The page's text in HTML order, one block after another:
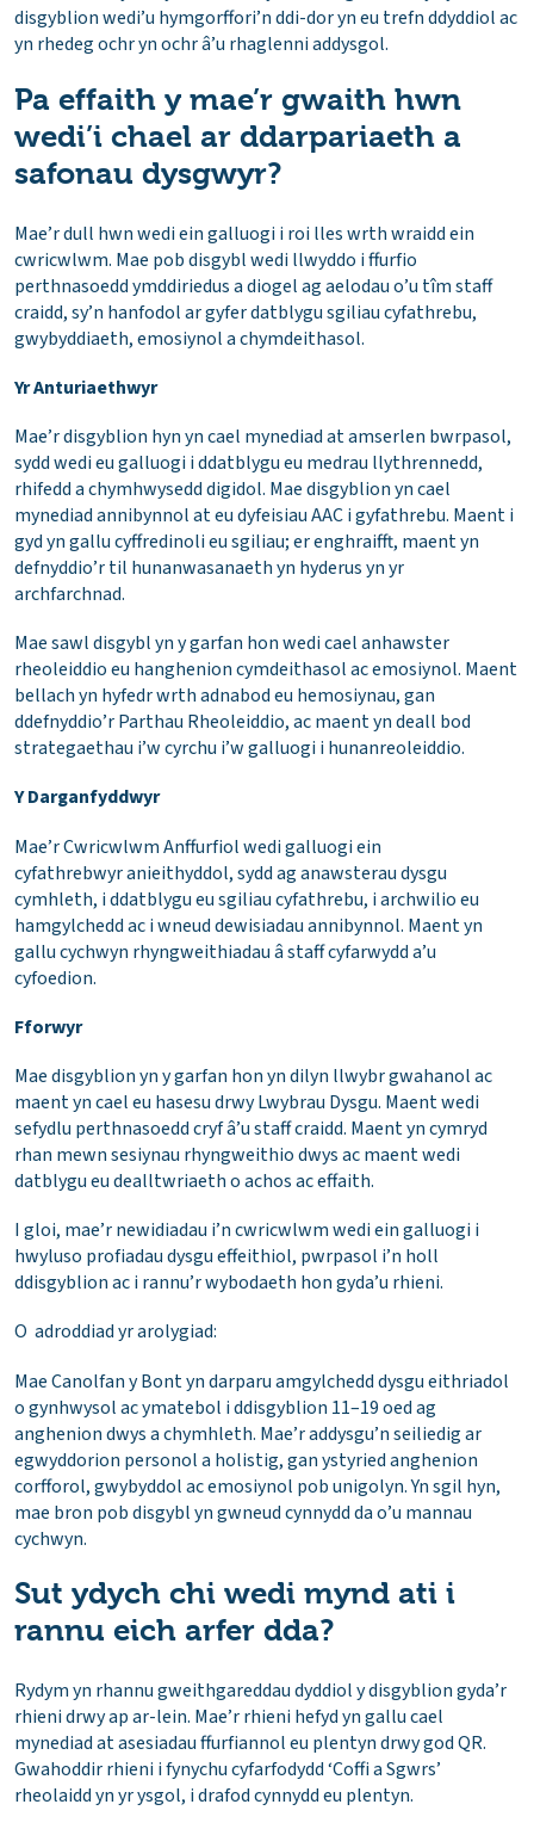
disgyblion wedi’u hymgorffori’n ddi-dor yn eu trefn ddyddiol ac
yn rhedeg ochr yn ochr â’u rhaglenni addysgol.
Pa effaith y mae’r gwaith hwn
wedi’i chael ar ddarpariaeth a
safonau dysgwyr?
Mae’r dull hwn wedi ein galluogi i roi lles wrth wraidd ein
cwricwlwm. Mae pob disgybl wedi llwyddo i ffurfio
perthnasoedd ymddiriedus a diogel ag aelodau o’u tîm staff
craidd, sy’n hanfodol ar gyfer datblygu sgiliau cyfathrebu,
gwybyddiaeth, emosiynol a chymdeithasol.
Yr Anturiaethwyr
Mae’r disgyblion hyn yn cael mynediad at amserlen bwrpasol,
sydd wedi eu galluogi i ddatblygu eu medrau llythrennedd,
rhifedd a chymhwysedd digidol. Mae disgyblion yn cael
mynediad annibynnol at eu dyfeisiau AAC i gyfathrebu. Maent i
gyd yn gallu cyffredinoli eu sgiliau; er enghraifft, maent yn
defnyddio’r til hunanwasanaeth yn hyderus yn yr
archfarchnad.
Mae sawl disgybl yn y garfan hon wedi cael anhawster
rheoleiddio eu hanghenion cymdeithasol ac emosiynol. Maent
bellach yn hyfedr wrth adnabod eu hemosiynau, gan
ddefnyddio’r Parthau Rheoleiddio, ac maent yn deall bod
strategaethau i’w cyrchu i’w galluogi i hunanreoleiddio.
Y Darganfyddwyr
Mae’r Cwricwlwm Anffurfiol wedi galluogi ein
cyfathrebwyr anieithyddol, sydd ag anawsterau dysgu
cymhleth, i ddatblygu eu sgiliau cyfathrebu, i archwilio eu
hamgylchedd ac i wneud dewisiadau annibynnol. Maent yn
gallu cychwyn rhyngweithiadau â staff cyfarwydd a’u
cyfoedion.
Fforwyr
Mae disgyblion yn y garfan hon yn dilyn llwybr gwahanol ac
maent yn cael eu hasesu drwy Lwybrau Dysgu. Maent wedi
sefydlu perthnasoedd cryf â’u staff craidd. Maent yn cymryd
rhan mewn sesiynau rhyngweithio dwys ac maent wedi
datblygu eu dealltwriaeth o achos ac effaith.
I gloi, mae’r newidiadau i’n cwricwlwm wedi ein galluogi i
hwyluso profiadau dysgu effeithiol, pwrpasol i’n holl
ddisgyblion ac i rannu’r wybodaeth hon gyda’u rhieni.
O adroddiad yr arolygiad:
Mae Canolfan y Bont yn darparu amgylchedd dysgu eithriadol
o gynhwysol ac ymatebol i ddisgyblion 11–19 oed ag
anghenion dwys a chymhleth. Mae’r addysgu’n seiliedig ar
egwyddorion personol a holistig, gan ystyried anghenion
corfforol, gwybyddol ac emosiynol pob unigolyn. Yn sgil hyn,
mae bron pob disgybl yn gwneud cynnydd da o’u mannau
cychwyn.
Sut ydych chi wedi mynd ati i
rannu eich arfer dda?
Rydym yn rhannu gweithgareddau dyddiol y disgyblion gyda’r
rhieni drwy ap ar-lein. Mae’r rhieni hefyd yn gallu cael
mynediad at asesiadau ffurfiannol eu plentyn drwy god QR.
Gwahoddir rhieni i fynychu cyfarfodydd ‘Coffi a Sgwrs’
rheolaidd yn yr ysgol, i drafod cynnydd eu plentyn.